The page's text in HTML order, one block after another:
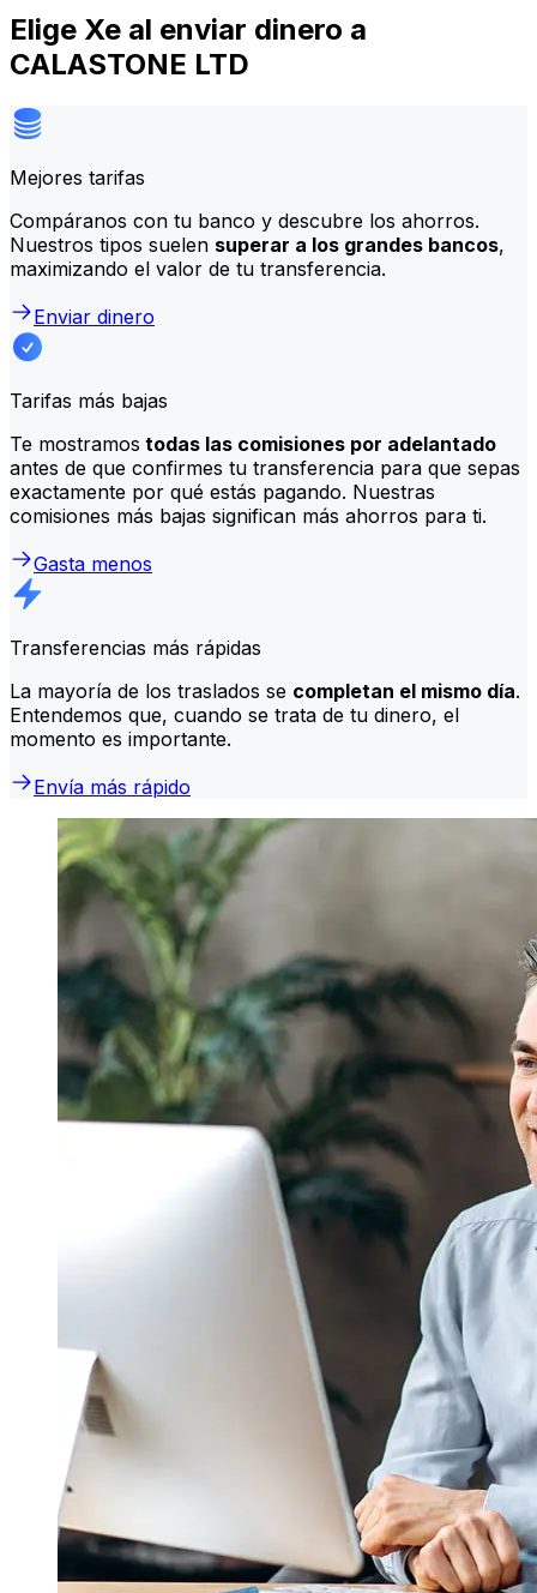
Elige Xe al enviar dinero a
CALASTONE LTD
Mejores tarifas
Compáranos con tu banco y descubre los ahorros.
Nuestros tipos suelen superar a los grandes bancos,
maximizando el valor de tu transferencia.
Enviar dinero
Tarifas más bajas
Te mostramos todas las comisiones por adelantado
antes de que confirmes tu transferencia para que sepas
exactamente por qué estás pagando. Nuestras
comisiones más bajas significan más ahorros para ti.
Gasta menos
Transferencias más rápidas
La mayoría de los traslados se completan el mismo día.
Entendemos que, cuando se trata de tu dinero, el
momento es importante.
Envía más rápido